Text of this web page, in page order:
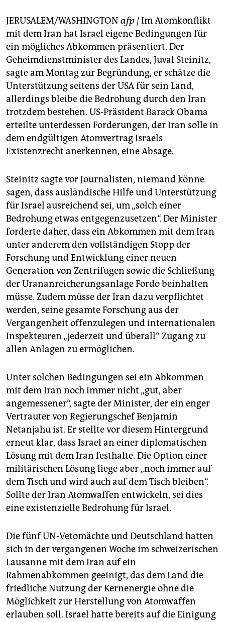
fragen & hilfe
unterstützen
abo
genossenschaft
epaper login
JERUSALEM/WASHINGTON afp |Im Atomkonflikt
mit dem Iran hat Israel eigene Bedingungen für
ein mögliches Abkommen präsentiert. Der
Geheimdienstminister des Landes, Juval Steinitz,
sagte am Montag zur Begründung, er schätze die
Unterstützung seitens der USA für sein Land,
allerdings bleibe die Bedrohung durch den Iran
trotzdem bestehen. US-Präsident Barack Obama
erteilte unterdessen Forderungen, der Iran solle in
dem endgültigen Atomvertrag Israels
Existenzrecht anerkennen, eine Absage.
Steinitz sagte vor Journalisten, niemand könne
sagen, dass ausländische Hilfe und Unterstützung
für Israel ausreichend sei, um „solch einer
Bedrohung etwas entgegenzusetzen“. Der Minister
forderte daher, dass ein Abkommen mit dem Iran
unter anderem den vollständigen Stopp der
Forschung und Entwicklung einer neuen
Generation von Zentrifugen sowie die Schließung
der Urananreicherungsanlage Fordo beinhalten
müsse. Zudem müsse der Iran dazu verpflichtet
werden, seine gesamte Forschung aus der
Vergangenheit offenzulegen und internationalen
Inspekteuren „jederzeit und überall“ Zugang zu
allen Anlagen zu ermöglichen.
Unter solchen Bedingungen sei ein Abkommen
mit dem Iran noch immer nicht „gut, aber
angemessener“, sagte der Minister, der ein enger
Vertrauter von Regierungschef Benjamin
Netanjahu ist. Er stellte vor diesem Hintergrund
erneut klar, dass Israel an einer diplomatischen
Lösung mit dem Iran festhalte. Die Option einer
militärischen Lösung liege aber „noch immer auf
dem Tisch und wird auch auf dem Tisch bleiben“.
Sollte der Iran Atomwaffen entwickeln, sei dies
eine existenzielle Bedrohung für Israel.
Die fünf UN-Vetomächte und Deutschland hatten
sich in der vergangenen Woche im schweizerischen
Lausanne mit dem Iran auf ein
Rahmenabkommen geeinigt, das dem Land die
friedliche Nutzung der Kernenergie ohne die
Möglichkeit zur Herstellung von Atomwaffen
erlauben soll. Israel hatte bereits auf die Einigung